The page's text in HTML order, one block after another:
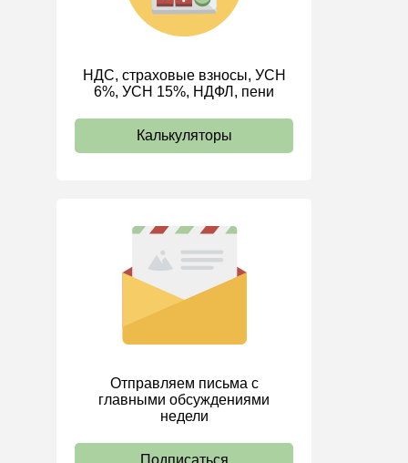
Персональные данные
ИП
НДС, страховые взносы, УСН
6%, УСН 15%, НДФЛ, пени
Калькуляторы
Отправляем письма с
главными обсуждениями
недели
Подписаться